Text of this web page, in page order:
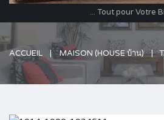
... Tout pour Votre
ACCUEIL MAISON (HOUSE บ้าน)